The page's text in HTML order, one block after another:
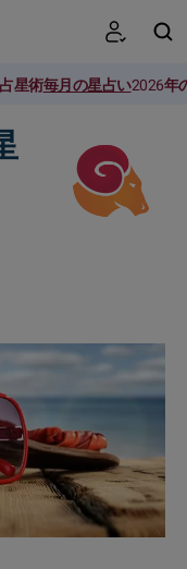
星術毎月の星占い2026年